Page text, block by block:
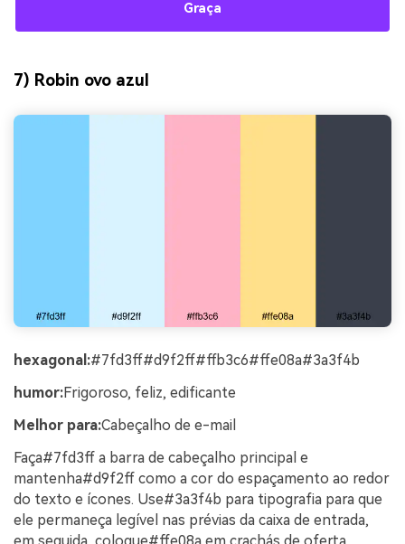
Graça
7) Robin ovo azul
hexagonal:#7fd3ff#d9f2ff#ffb3c6#ffe08a#3a3f4b
humor:Frigoroso, feliz, edificante
Melhor para:Cabeçalho de e-mail
Faça#7fd3ff a barra de cabeçalho principal e
mantenha#d9f2ff como a cor do espaçamento ao redor
do texto e ícones. Use#3a3f4b para tipografia para que
ele permaneça legível nas prévias da caixa de entrada,
em seguida, coloque#ffe08a em crachás de oferta